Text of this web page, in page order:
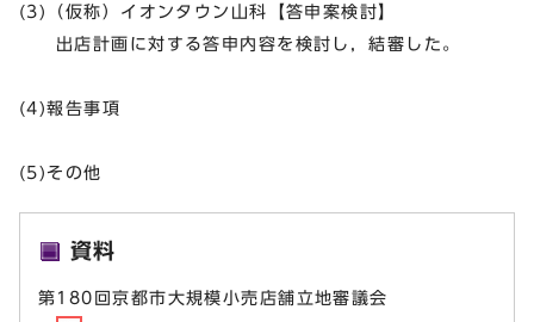
(3)（仮称）イオンタウン山科【答申案検討】
出店計画に対する答申内容を検討し，結審した。
(4)報告事項
(5)その他
資料
第180回京都市大規模小売店舗立地審議会